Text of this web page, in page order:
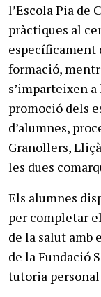
l’Escola Pia de
pràctiques al
específicament
formació,
s’imparteixen a
promoció dels
d’alumnes,
Granollers,
les dues
Els alumnes
per completar
de la salut amb
de la Fundació
tutoria personal